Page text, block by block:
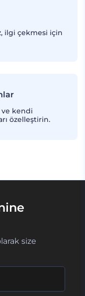
ilgi çekmesi için
ve kendi
özelleştirin.
size